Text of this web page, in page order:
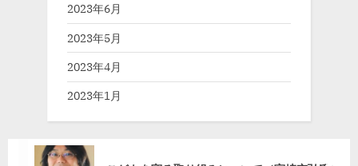
2023年6月
2023年5月
2023年4月
2023年1月